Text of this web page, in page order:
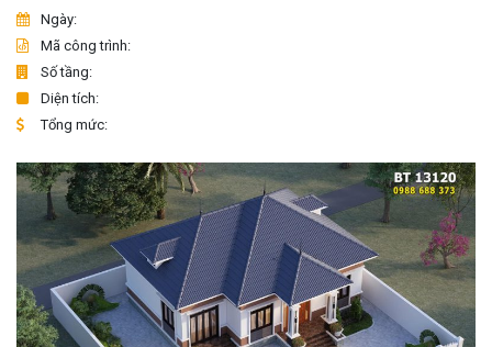
Ngày:
Mã công trình:
Số tầng:
Diện tích:
Tổng mức: